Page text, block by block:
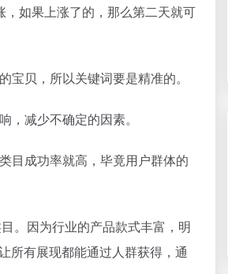
如果上涨了的，那么第二天就可
贝，所以关键词要是精准的。
减少不确定的因素。
目成功率就高，毕竟用户群体的
。因为行业的产品款式丰富，明
所有展现都能通过人群获得，通